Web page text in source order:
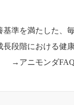
準を満たした、
段階における健
。 → アニモンダFAQ